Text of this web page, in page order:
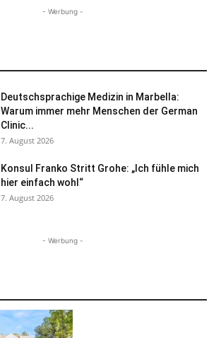
- Werbung -
Deutschsprachige Medizin in Marbella:
Warum immer mehr Menschen der German
Clinic...
7. August 2026
Konsul Franko Stritt Grohe: „Ich fühle mich
hier einfach wohl“
7. August 2026
- Werbung -